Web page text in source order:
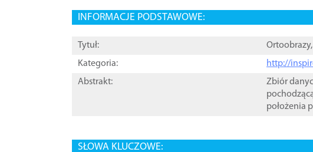
INFORMACJE PODSTAWOWE:
Tytuł:
Ortoobrazy,
Kategoria:
http://
Abstrakt:
Zbiór
położenia
SŁOWA KLUCZOWE: